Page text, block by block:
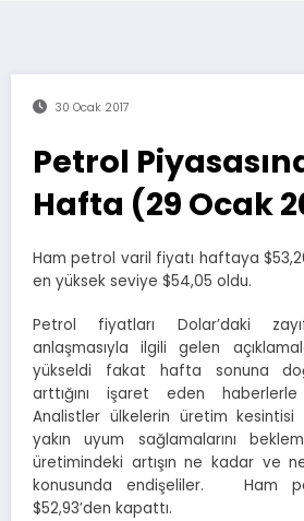
30 Ocak 2017
Petrol
Hafta (29 Ocak
Ham petrol varil fiyatı haftaya
en yüksek seviye $54,05 oldu.
Petrol fiyatları Dolar’daki
anlaşmasıyla ilgili gelen
yükseldi fakat hafta sonuna
arttığını işaret eden haberlerle
Analistler ülkelerin üretim kesintisi
yakın uyum sağlamalarını
üretimindeki artışın ne kadar ve
konusunda endişeliler. Ham
$52,93’den kapattı.